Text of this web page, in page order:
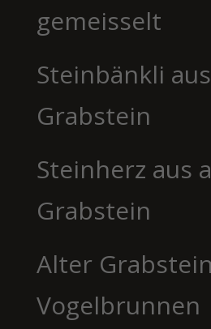
gemeisselt
Steinbänkli
Grabstein
Steinherz aus
Grabstein
Alter
Vogelbrunnen